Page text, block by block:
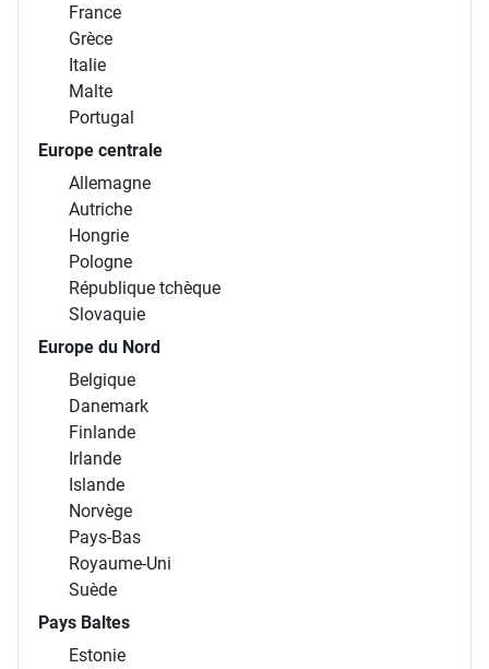
France
Grèce
Italie
Malte
Portugal
Europe centrale
Allemagne
Autriche
Hongrie
Pologne
République tchèque
Slovaquie
Europe du Nord
Belgique
Danemark
Finlande
Irlande
Islande
Norvège
Pays-Bas
Royaume-Uni
Suède
Pays Baltes
Estonie